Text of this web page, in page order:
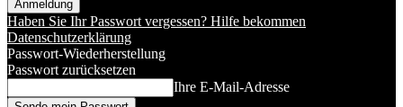
Haben Sie Ihr Passwort vergessen? Hilfe bekommen
Datenschutzerklärung
Passwort-Wiederherstellung
Passwort zurücksetzen
Ihre E-Mail-Adresse